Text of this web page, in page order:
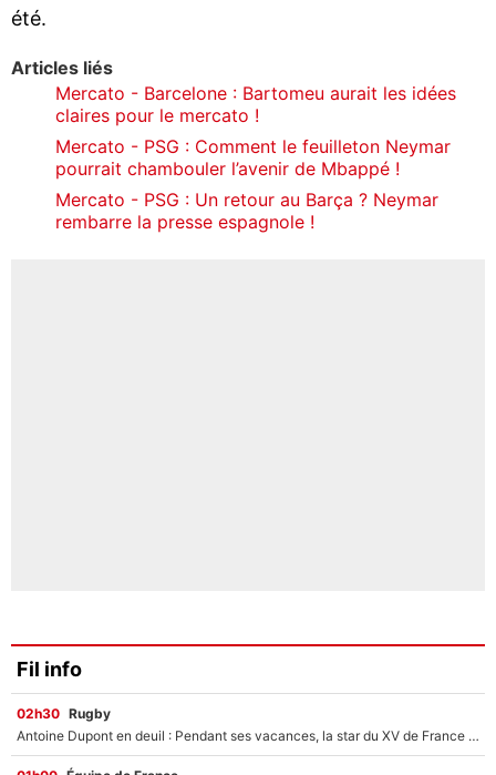
été.
Articles liés
Mercato - Barcelone : Bartomeu aurait les idées
claires pour le mercato !
Mercato - PSG : Comment le feuilleton Neymar
pourrait chambouler l’avenir de Mbappé !
Mercato - PSG : Un retour au Barça ? Neymar
rembarre la presse espagnole !
Fil info
02h30 Rugby
Antoine Dupont en deuil : Pendant ses vacances, la star du XV de France a perdu sa grand-mère